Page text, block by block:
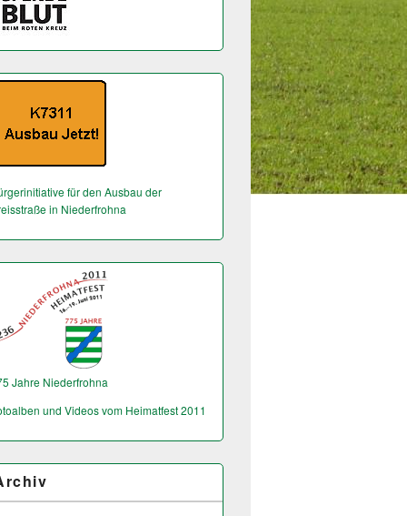
für den Ausbau der
in Niederfrohna
Jahre Niederfrohna
und Videos vom Heimatfest 2011